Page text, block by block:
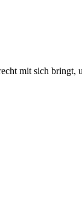
mit sich